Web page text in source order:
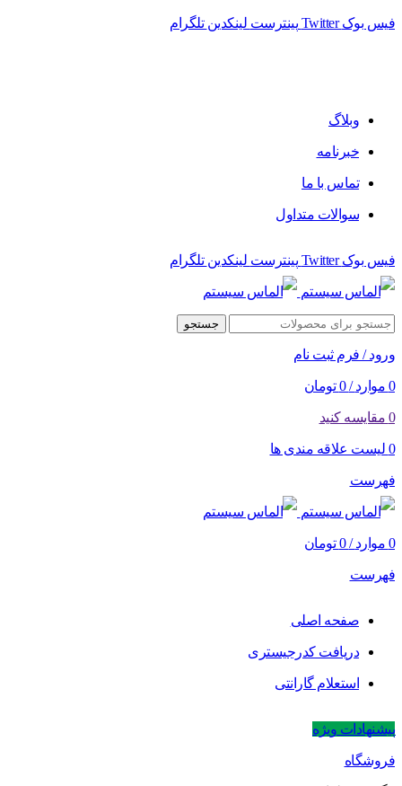
فیس بوک Twitter پینترست لینکدین تلگرام
وبلاگ
خبرنامه
تماس با ما
سوالات متداول
فیس بوک Twitter پینترست لینکدین تلگرام
جستجو
ورود / فرم ثبت نام
0 موارد /
0 تومان
0 مقایسه کنید
0 لیست علاقه مندی ها
فهرست
0 موارد /
0 تومان
فهرست
صفحه اصلی
دریافت کدرجیستری
استعلام گارانتی
پیشنهادات ویژه
فروشگاه